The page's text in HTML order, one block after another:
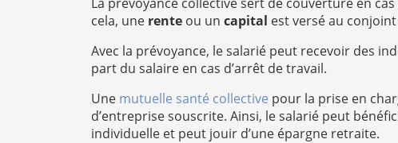
cela, une rente ou un capital est versé au
Avec la prévoyance, le salarié peut recevoir des
part du salaire en cas d’arrêt de travail.
Une mutuelle santé collective pour la prise en
d’entreprise souscrite. Ainsi, le salarié peut
individuelle et peut jouir d’une épargne retraite.